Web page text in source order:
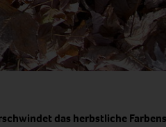
das herbstliche